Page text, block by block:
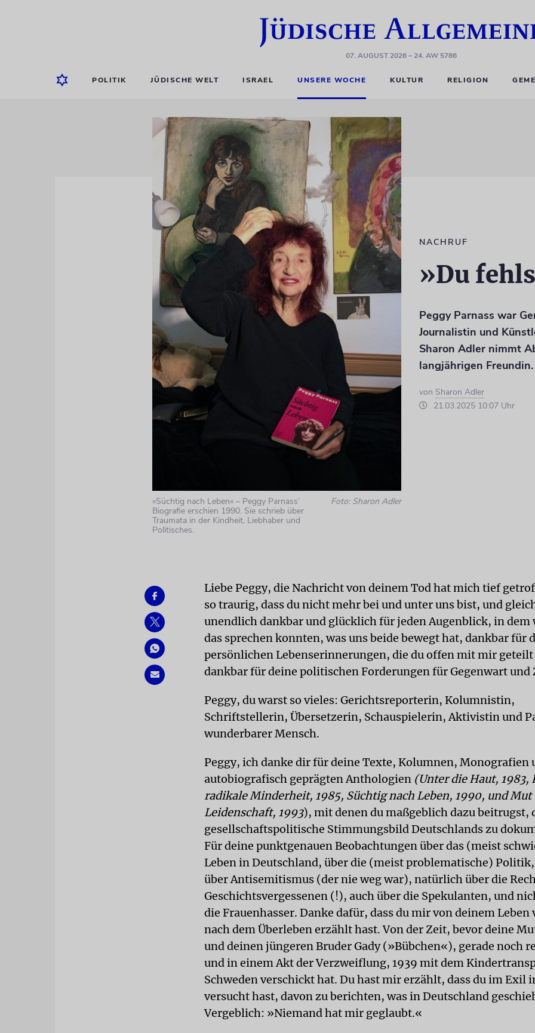
07. AUGUST 2026– 24. AW 5786
POLITIK JÜDISCHE WELT ISRAEL UNSERE WOCHE KULTUR RELIGION
»Süchtig nach Leben« – Peggy Parnass’
Biografie erschien 1990. Sie schrieb über
Traumata in der Kindheit, Liebhaber und
Politisches.
Foto: Sharon Adler
NACHRUF
»Du
Peggy Parnass war
Journalistin und
Sharon Adler nimmt
langjährigen
von Sharon Adler
21.03.2025 10:07 Uhr
Liebe Peggy, die Nachricht von deinem Tod hat mich tief
so traurig, dass du nicht mehr bei und unter uns bist, und
unendlich dankbar und glücklich für jeden Augenblick, in dem
das sprechen konnten, was uns beide bewegt hat, dankbar für
persönlichen Lebenserinnerungen, die du offen mit mir geteilt
dankbar für deine politischen Forderungen für Gegenwart und
Peggy, du warst so vieles: Gerichtsreporterin, Kolumnistin,
Schriftstellerin, Übersetzerin, Schauspielerin, Aktivistin und
wunderbarer Mensch.
Peggy, ich danke dir für deine Texte, Kolumnen, Monografien
autobiografisch geprägten Anthologien (Unter die Haut, 1983,
radikale Minderheit, 1985, Süchtig nach Leben, 1990, und Mut
Leidenschaft, 1993), mit denen du maßgeblich dazu beitrugst,
gesellschaftspolitische Stimmungsbild Deutschlands zu
Für deine punktgenauen Beobachtungen über das (meist
Leben in Deutschland, über die (meist problematische)
über Antisemitismus (der nie weg war), natürlich über die
Geschichtsvergessenen (!), auch über die Spekulanten, und
die Frauenhasser. Danke dafür, dass du mir von deinem Leben
nach dem Überleben erzählt hast. Von der Zeit, bevor deine
und deinen jüngeren Bruder Gady (»Bübchen«), gerade noch
und in einem Akt der Verzweiflung, 1939 mit dem
Schweden verschickt hat. Du hast mir erzählt, dass du im Exil
versucht hast, davon zu berichten, was in Deutschland
Vergeblich: »Niemand hat mir geglaubt.«